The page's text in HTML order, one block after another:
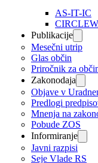
AS-IT-IC
Publikacije
Mesečni utrip
Glas občin
Priročnik za
Zakonodaja
Objave v
Predlogi
Mnenja na
Pobude ZOS
Informiranje
Javni razpisi
Seje Vlade RS